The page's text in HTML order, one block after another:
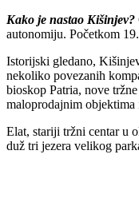
Kako je nastao Kišinjev?
autonomiju. Početkom
Istorijski gledano,
nekoliko povezanih
bioskop Patria, nove
maloprodajnim
Elat, stariji tržni centar u
duž tri jezera velikog